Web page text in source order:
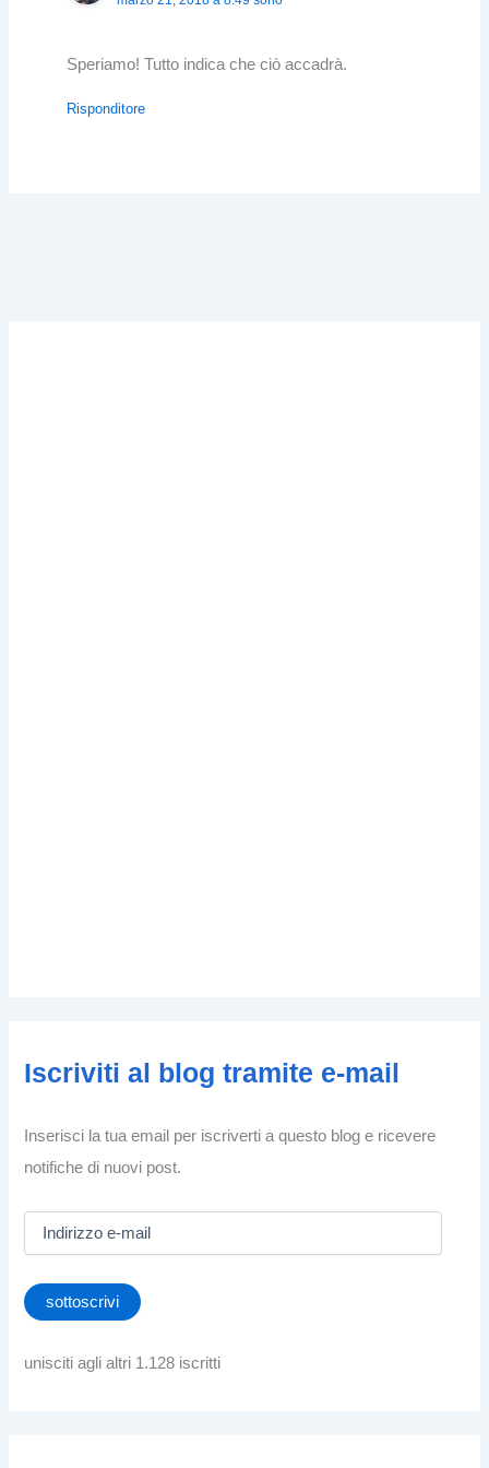
Speriamo! Tutto indica che ciò accadrà.
Risponditore
Iscriviti al blog tramite e-mail
Inserisci la tua email per iscriverti a questo blog e ricevere
notifiche di nuovi post.
i
r
z
sottoscrivi
unisciti agli altri 1.128 iscritti